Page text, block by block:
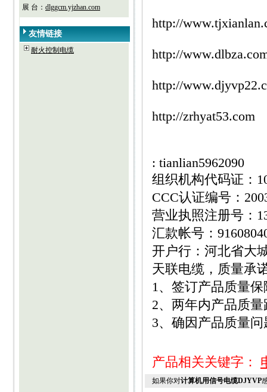
展 台： dlggcm.yjzhan.com
友情链接
耐火控制电缆
http://
http://
http://
http://zrhyat53.com
: tianlian5962090
组织机构代码证：
CCC认证编号：
营业执照注册号：
汇款帐号：
开户行：河北省大
天联电缆，质量承
1、签订产品质量
2、两年内产品质
3、确因产品质量
产品相关关键字：
如果你对计算机用信号电缆DJYVP